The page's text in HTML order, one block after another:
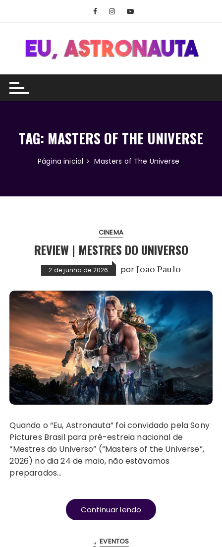
conteúdo
TAG: MASTERS OF THE UNIVERSE
Página inicial Masters of The Universe
CINEMA
REVIEW | MESTRES DO UNIVERSO
2 de junho de 2026 porJoao Paulo
Quando o “Eu, Astronauta” foi convidado pela Sony
Pictures Brasil para pré-estreia nacional de
“Mestres do Universo” (“Masters of the Universe”,
2026) no dia 24 de maio, não estávamos
preparados…
Continuar lendo
. EVENTOS